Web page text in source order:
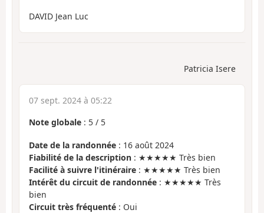
DAVID Jean Luc
Patricia Isere
07 sept. 2024 à 05:22
Note globale : 5 / 5
Date de la randonnée : 16 août 2024
Fiabilité de la description : ★★★★★ Très bien
Facilité à suivre l'itinéraire : ★★★★★ Très bien
Intérêt du circuit de randonnée : ★★★★★ Très
bien
Circuit très fréquenté : Oui